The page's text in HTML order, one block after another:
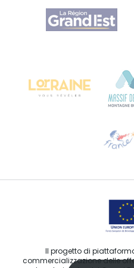
Agence Régionale du
Bureau de Colmar (sede
Il progetto di
commercializzazione delle